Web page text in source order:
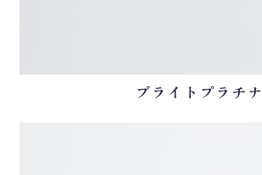
ブライトプラチナ